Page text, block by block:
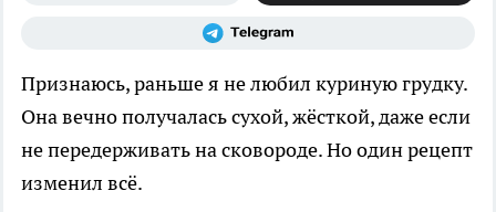
Признаюсь, раньше я не любил куриную грудку.
Она вечно получалась сухой, жёсткой, даже если
не передерживать на сковороде. Но один рецепт
изменил всё.